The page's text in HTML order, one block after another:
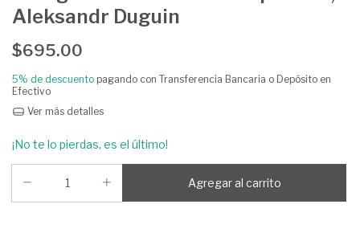
Aleksandr Duguin
$695.00
5% de descuento pagando con Transferencia Bancaria o Depósito en
Efectivo
Ver más detalles
¡No te lo pierdas, es el último!